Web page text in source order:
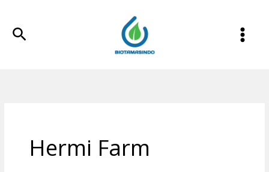
konten
Cari
Hermi Farm